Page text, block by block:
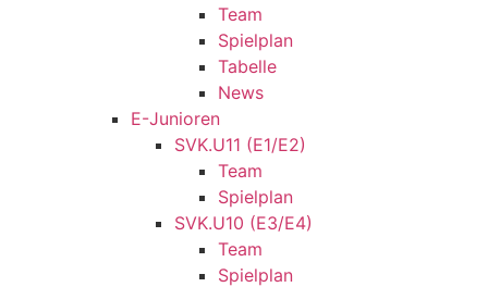
Team
Spielplan
Tabelle
News
E-Junioren
SVK.U11 (E1/E2)
Team
Spielplan
SVK.U10 (E3/E4)
Team
Spielplan